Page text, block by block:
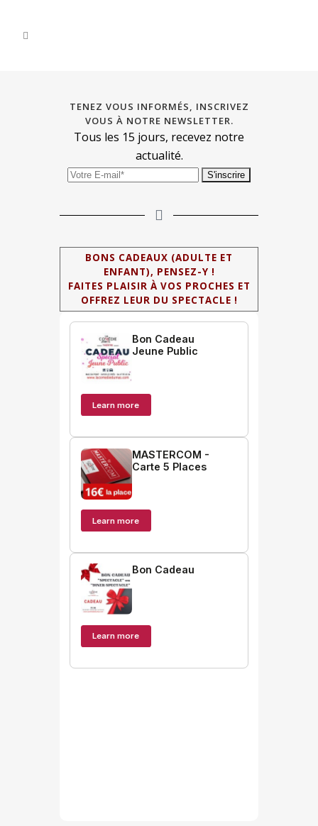
TENEZ VOUS INFORMÉS, INSCRIVEZ
VOUS À NOTRE NEWSLETTER.
Tous les 15 jours, recevez notre
actualité.
BONS CADEAUX (ADULTE ET
ENFANT), PENSEZ-Y !
FAITES PLAISIR À VOS PROCHES ET
OFFREZ LEUR DU SPECTACLE !